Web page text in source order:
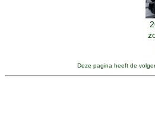
Deze pagina heeft de